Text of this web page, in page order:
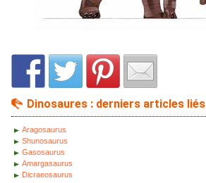
Dinosaures : derniers articles liés
Aragosaurus
Shunosaurus
Gasosaurus
Amargasaurus
Dicraeosaurus